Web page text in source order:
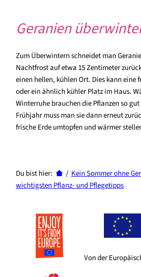
Geranien
Zum Überwintern schneidet man
Nachtfrost auf etwa 15 Zentimeter
einen hellen, kühlen Ort. Dies kann eine
oder ein ähnlich kühler Platz im Haus.
Winterruhe brauchen die Pflanzen so
Frühjahr muss man sie dann erneut
frische Erde umtopfen und wärmer
Du bist hier: / Kein Sommer ohne
wichtigsten Pflanz- und Pflegetipps
Von der